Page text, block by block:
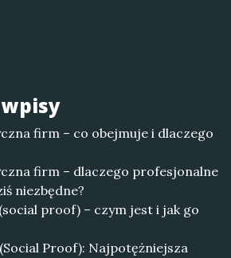
firm – co obejmuje i dlaczego
firm – dlaczego profesjonalne
niezbędne?
proof) – czym jest i jak go
Proof): Najpotężniejsza